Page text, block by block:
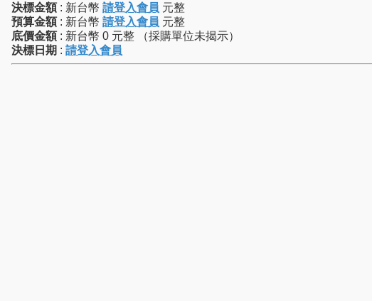
決標金額 : 新台幣 請登入會員 元整
預算金額 : 新台幣 請登入會員 元整
底價金額 : 新台幣 0 元整 （採購單位未揭示）
決標日期 : 請登入會員